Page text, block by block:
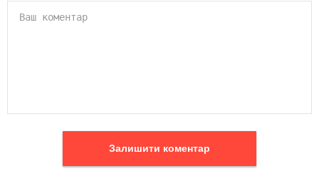
Залишити коментар